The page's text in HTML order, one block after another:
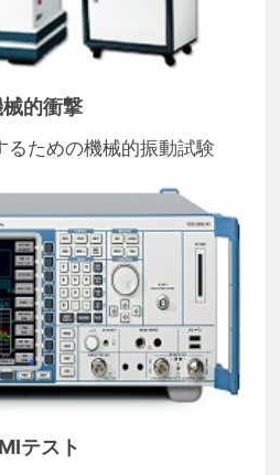
的衝撃
ための機械的振動試験
テスト